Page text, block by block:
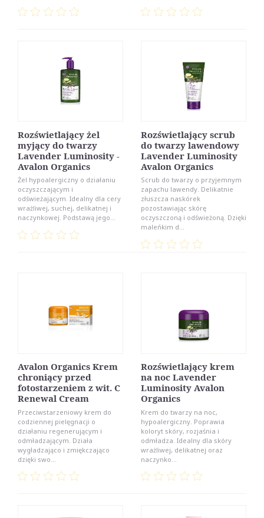
Rozświetlający żel
myjący do twarzy
Lavender Luminosity -
Avalon Organics
Żel hypoalergiczny o działaniu
oczyszczającym i
odświeżającym. Idealny dla cery
wrażliwej, suchej, delikatnej i
naczynkowej. Podstawą jego...
Rozświetlający scrub
do twarzy lawendowy
Lavender Luminosity
Avalon Organics
Scrub do twarzy o przyjemnym
zapachu lawendy. Delikatnie
złuszcza naskórek
pozostawiając skórę
oczyszczoną i odświeżoną. Dzięki
maleńkim d...
Avalon Organics Krem
chroniący przed
fotostarzeniem z wit. C
Renewal Cream
Przeciwstarzeniowy krem do
codziennej pielęgnacji o
działaniu regenerującym i
odmładzającym. Działa
wygładzająco i zmiękczająco
dzięki swo...
Rozświetlający krem
na noc Lavender
Luminosity Avalon
Organics
Krem do twarzy na noc,
hypoalergiczny. Poprawia
koloryt skóry, rozjaśnia i
odmładza. Idealny dla skóry
wrażliwej, delikatnej oraz
naczynko...